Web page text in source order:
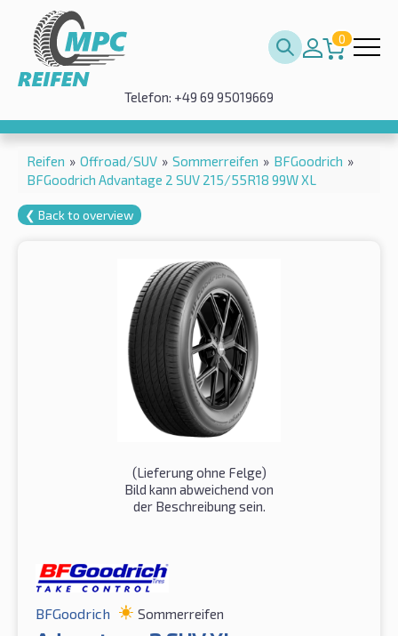
0
Telefon: +49 69 95019669
Reifen » Offroad/SUV » Sommerreifen » BFGoodrich »
BFGoodrich Advantage 2 SUV 215/55R18 99W XL
❮ Back to overview
(Lieferung ohne Felge)
Bild kann abweichend von
der Beschreibung sein.
BFGoodrich Sommerreifen